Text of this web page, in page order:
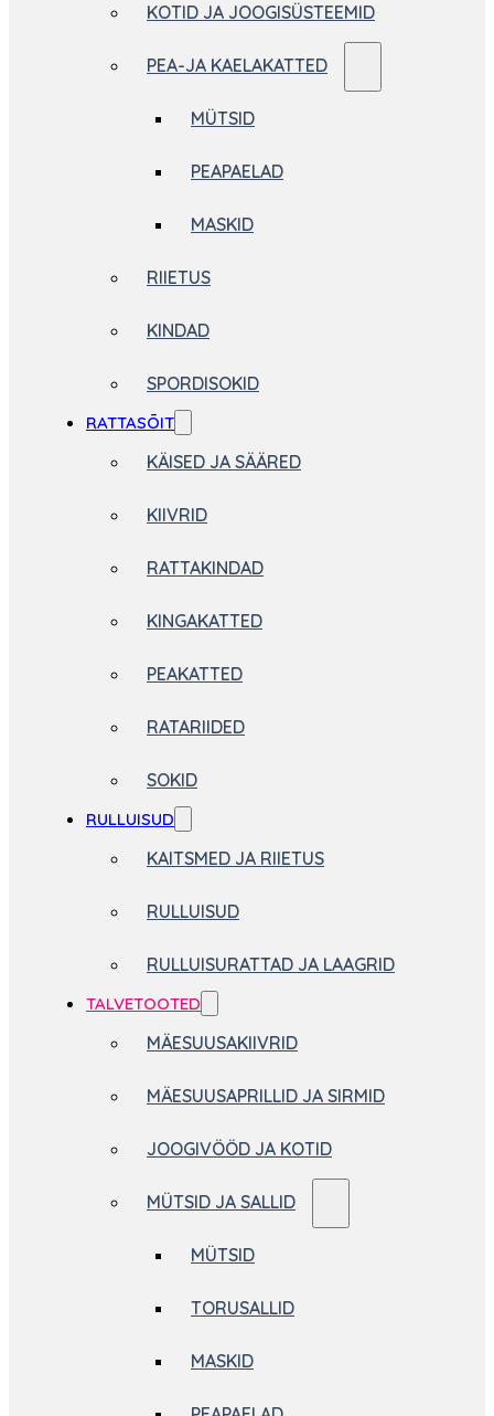
KOTID JA JOOGISÜSTEEMID
PEA-JA KAELAKATTED
MÜTSID
PEAPAELAD
MASKID
RIIETUS
KINDAD
SPORDISOKID
RATTASÕIT
KÄISED JA SÄÄRED
KIIVRID
RATTAKINDAD
KINGAKATTED
PEAKATTED
RATARIIDED
SOKID
RULLUISUD
KAITSMED JA RIIETUS
RULLUISUD
RULLUISURATTAD JA LAAGRID
TALVETOOTED
MÄESUUSAKIIVRID
MÄESUUSAPRILLID JA SIRMID
JOOGIVÖÖD JA KOTID
MÜTSID JA SALLID
MÜTSID
TORUSALLID
MASKID